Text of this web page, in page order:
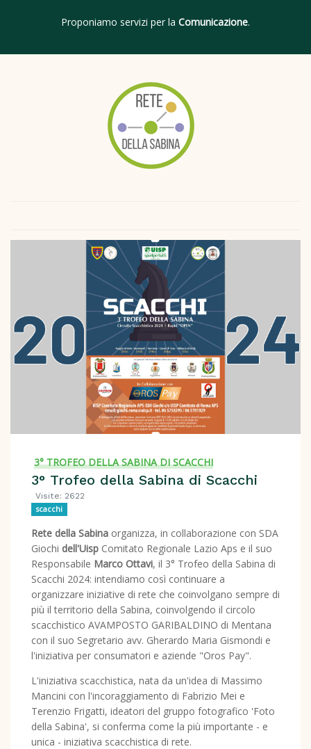
Proponiamo servizi per la Comunicazione.
3° TROFEO DELLA SABINA DI SCACCHI
3° Trofeo della Sabina di Scacchi
Visite: 2622
scacchi
Rete della Sabina organizza, in collaborazione con SDA
Giochi dell'Uisp Comitato Regionale Lazio Aps e il suo
Responsabile Marco Ottavi, il 3° Trofeo della Sabina di
Scacchi 2024: intendiamo così continuare a
organizzare iniziative di rete che coinvolgano sempre di
più il territorio della Sabina, coinvolgendo il circolo
scacchistico AVAMPOSTO GARIBALDINO di Mentana
con il suo Segretario avv. Gherardo Maria Gismondi e
l'iniziativa per consumatori e aziende "Oros Pay".
L'iniziativa scacchistica, nata da un'idea di Massimo
Mancini con l'incoraggiamento di Fabrizio Mei e
Terenzio Frigatti, ideatori del gruppo fotografico 'Foto
della Sabina', si conferma come la più importante - e
unica - iniziativa scacchistica di rete.